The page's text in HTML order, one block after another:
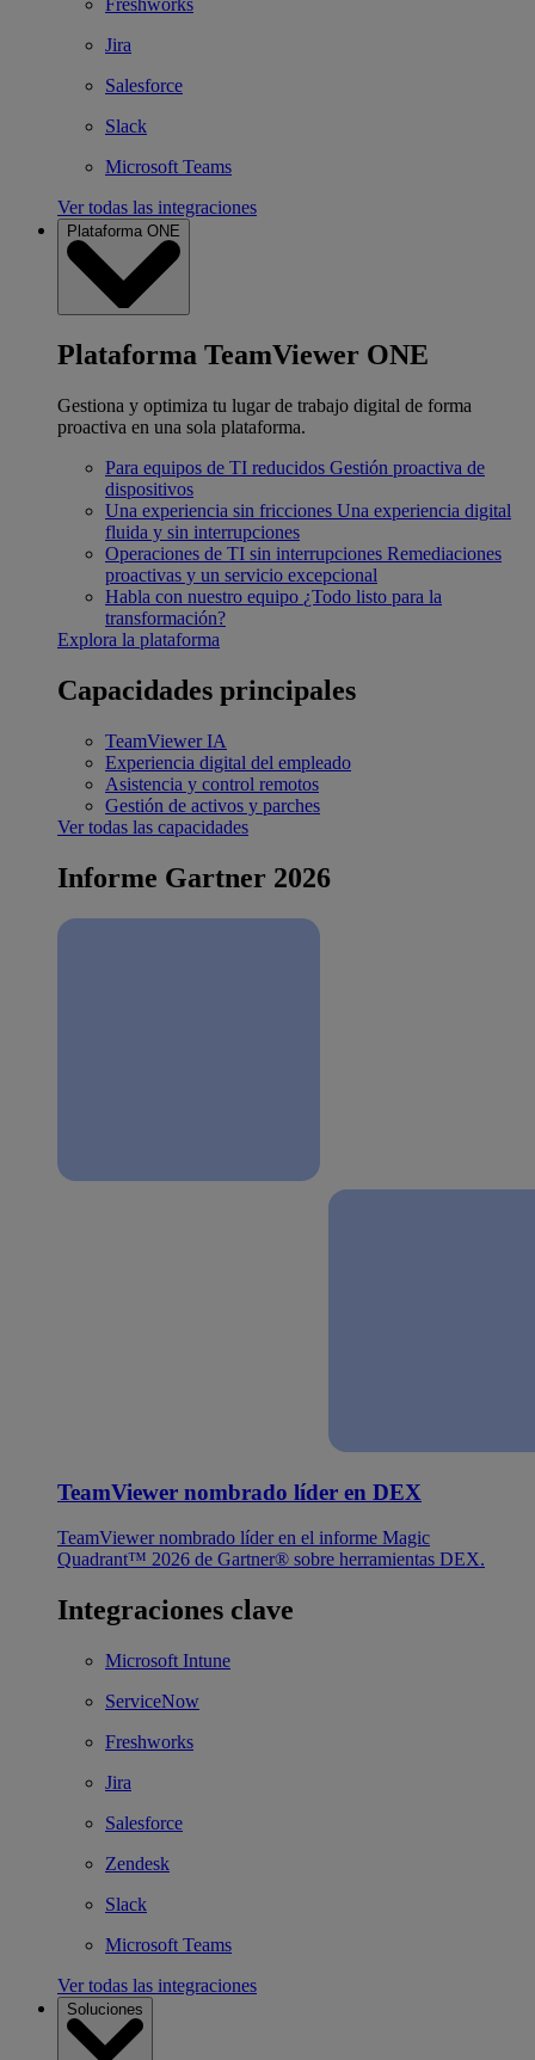
Freshworks
Jira
Salesforce
Slack
Microsoft Teams
Ver todas las integraciones
Plataforma ONE
Plataforma TeamViewer ONE
Gestiona y optimiza tu lugar de trabajo digital de forma
proactiva en una sola plataforma.
Para equipos de TI reducidos Gestión proactiva de
dispositivos
Una experiencia sin fricciones Una experiencia digital
fluida y sin interrupciones
Operaciones de TI sin interrupciones Remediaciones
proactivas y un servicio excepcional
Habla con nuestro equipo ¿Todo listo para la
transformación?
Explora la plataforma
Capacidades principales
TeamViewer IA
Experiencia digital del empleado
Asistencia y control remotos
Gestión de activos y parches
Ver todas las capacidades
Informe Gartner 2026
TeamViewer nombrado líder en DEX
TeamViewer nombrado líder en el informe Magic
Quadrant™ 2026 de Gartner® sobre herramientas DEX.
Integraciones clave
Microsoft Intune
ServiceNow
Freshworks
Jira
Salesforce
Zendesk
Slack
Microsoft Teams
Ver todas las integraciones
Soluciones